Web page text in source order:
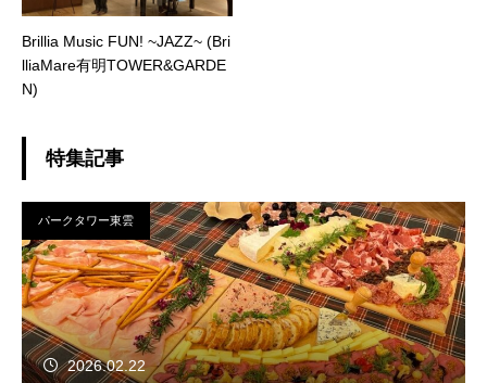
Brillia Music FUN! ~JAZZ~ (Bri
lliaMare有明TOWER&GARDE
N)
特集記事
パークタワー東雲
2026.02.22